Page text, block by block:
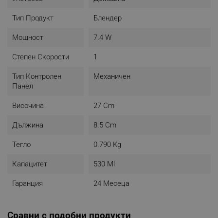
Тип Продукт Блендер
Мощност 7.4 W
Степен Скорости 1
Тип Контролен
Панел
Механичен
Височина 27 Cm
Дължина 8.5 Cm
Тегло 0.790 Kg
Капацитет 530 Ml
Гаранция 24 Месеца
Сравни с подобни продукти